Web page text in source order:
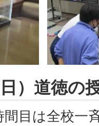
）道徳の
目は全校一